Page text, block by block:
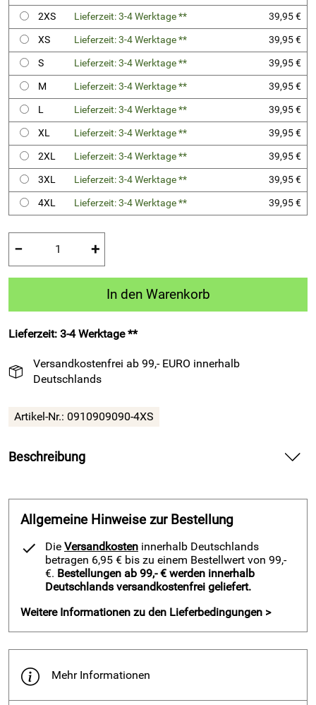
2XS
Lieferzeit: 3-4 Werktage **
39,95 €
XS
Lieferzeit: 3-4 Werktage **
39,95 €
S
Lieferzeit: 3-4 Werktage **
39,95 €
M
Lieferzeit: 3-4 Werktage **
39,95 €
L
Lieferzeit: 3-4 Werktage **
39,95 €
XL
Lieferzeit: 3-4 Werktage **
39,95 €
2XL
Lieferzeit: 3-4 Werktage **
39,95 €
3XL
Lieferzeit: 3-4 Werktage **
39,95 €
4XL
Lieferzeit: 3-4 Werktage ** 39,95 €
− +
In den Warenkorb
Lieferzeit: 3-4 Werktage **
Versandkostenfrei ab 99,- EURO innerhalb
Deutschlands
Artikel-Nr.: 0910909090-4XS
Beschreibung
und atmungsaktiv beim Sport im Regen
Spüre mit der Regenjacke IXIA von Acerbis die geschmeidige
Oberfläche des leichten Polyesterstoffs auf deiner Haut.
Genieße trockene Trainingseinheiten, während die
atmungsaktive Konstruktion Feuchtigkeit nach außen leitet
und der Windschutz den Körper abschirmt. Profitiere von der
Reißverschluss und dem sportlichen Look mit gesticktem
Logo.
Erlebe die zuverlässige Wasserabweisung durch das
dichte Polyester mit 100 Gramm pro Quadratmeter und
Allgemeine Hinweise zur Bestellung
Die Versandkosten innerhalb Deutschlands
betragen 6,95 € bis zu einem Bestellwert von 99,-
€. Bestellungen ab 99,- € werden innerhalb
Deutschlands versandkostenfrei geliefert.
Weitere Informationen zu den Lieferbedingungen >
Mehr Informationen